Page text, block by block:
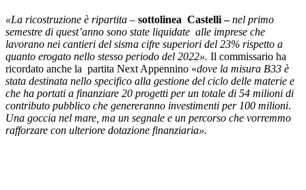
«La ricostruzione è ripartita – sottolinea Castelli –nel primo
semestre di quest’anno sono state liquidate alle imprese che
lavorano nei cantieri del sisma cifre superiori del 23% rispetto a
quanto erogato nello stesso periodo del 2022». Il commissario ha
ricordato anche la partita Next Appennino «dove la misura B33 è
stata destinata nello specifico alla gestione del ciclo delle materie e
che ha portati a finanziare 20 progetti per un totale di 54 milioni di
contributo pubblico che genereranno investimenti per 100 milioni.
Una goccia nel mare, ma un segnale e un percorso che vorremmo
rafforzare con ulteriore dotazione finanziaria».